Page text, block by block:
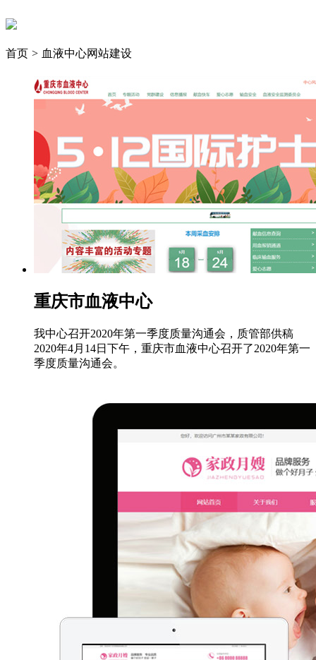
首页 > 血液中心网站建设
重庆市血液中心
我中心召开2020年第一季度质量沟通会，质管部供稿
2020年4月14日下午，重庆市血液中心召开了2020年第一
季度质量沟通会。